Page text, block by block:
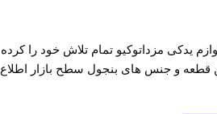
یدکی مزداتوکیو تمام تلاش خود را کرده
زیرا از اهمیت این قطعه و جنس های بنجول سطح بازار اطلاع